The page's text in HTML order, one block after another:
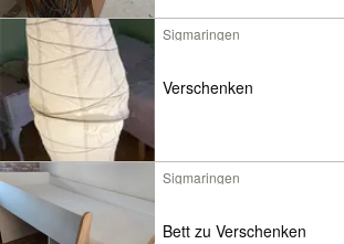
Sigmaringen
Verschenken
Sigmaringen
Bett zu Verschenken